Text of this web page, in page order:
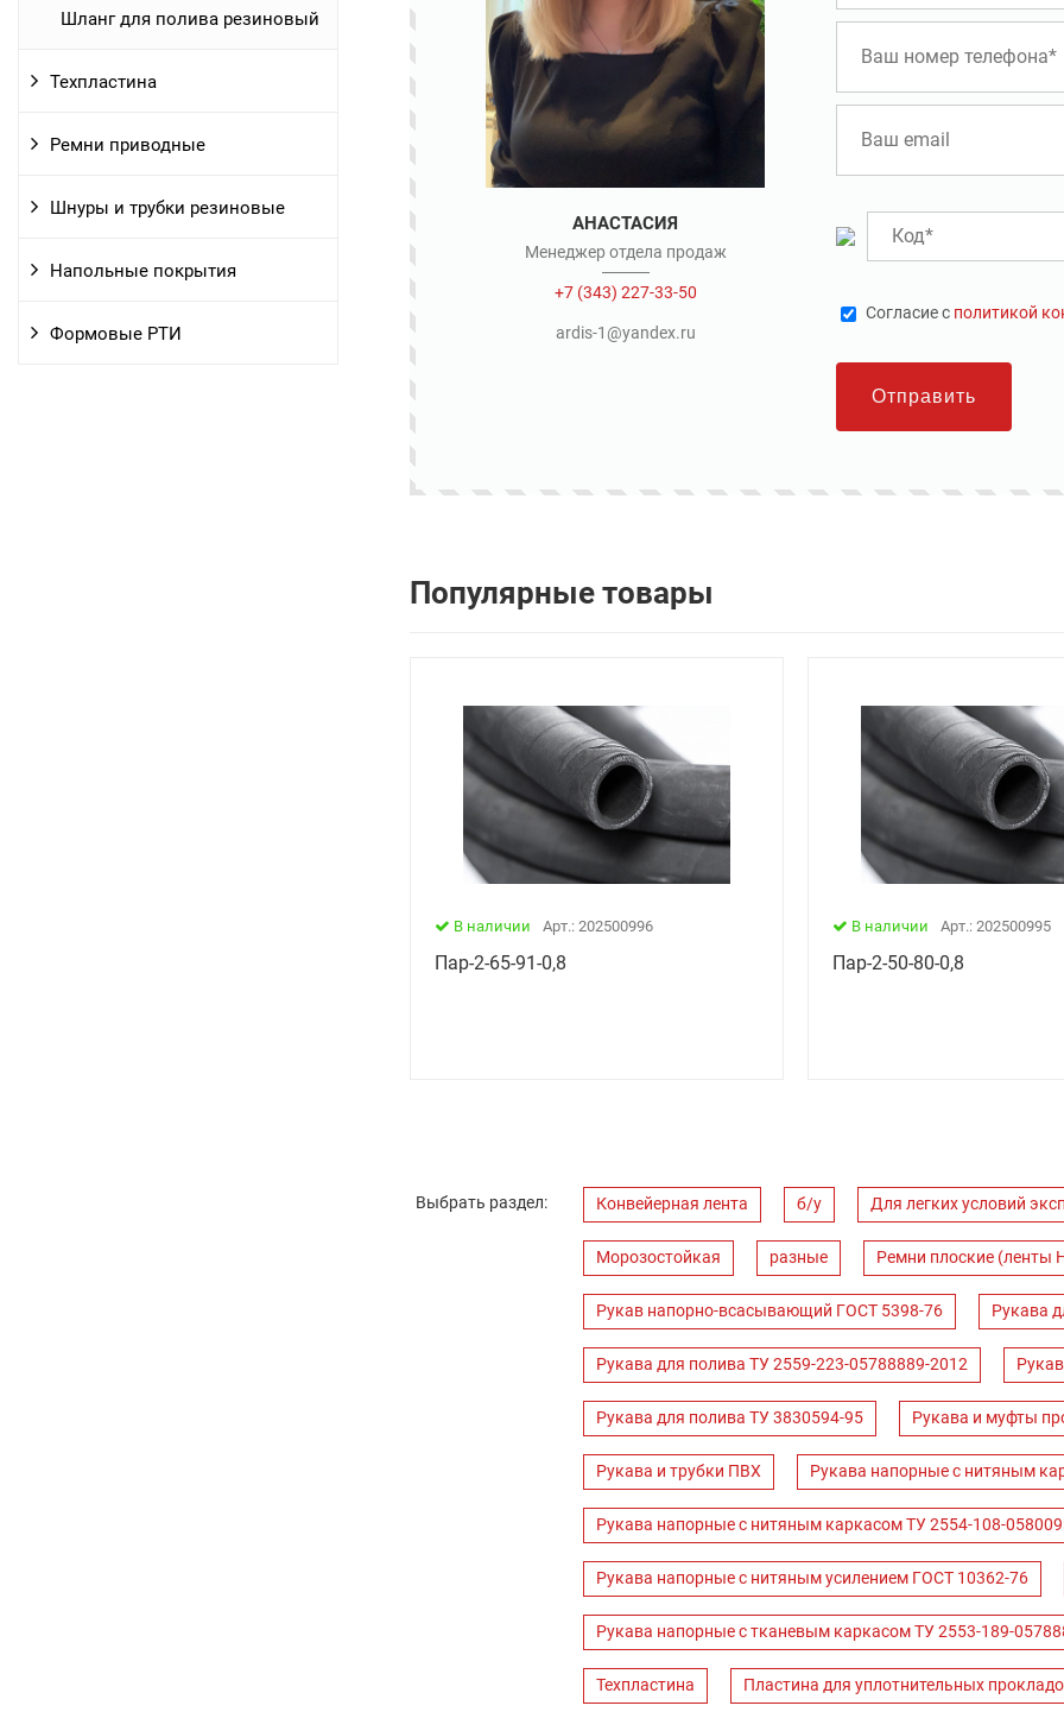
Шланг для полива резиновый
Техпластина
Ремни приводные
Шнуры и трубки резиновые
Напольные покрытия
Формовые РТИ
АНАСТАСИЯ
Менеджер отдела продаж
+7 (343) 227-33-50
ardis-1@yandex.ru
Cогласие с политикой
Отправить
Популярные товары
В наличии Арт.: 202500996
Пар-2-65-91-0,8
В наличии Арт.: 202500995
Пар-2-50-80-0,8
Выбрать раздел: Конвейерная лента б/у Для легких условий
Морозостойкая разные Ремни плоские (ленты
Рукав напорно-всасывающий ГОСТ 5398-76 Рукава
Рукава для полива ТУ 2559-223-05788889-2012
Рукава для полива ТУ 3830594-95 Рукава и муфты
Рукава и трубки ПВХ Рукава напорные с нитяным
Рукава напорные с нитяным каркасом ТУ 2554-108-
Рукава напорные с нитяным усилением ГОСТ 10362-76
Рукава напорные с тканевым каркасом ТУ 2553-189-
Техпластина Пластина для уплотнительных